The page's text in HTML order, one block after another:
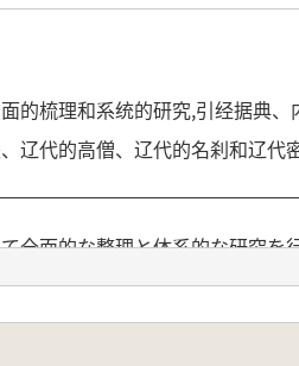
的梳理和系统的研究,引经据典、
代的高僧、辽代的名刹和辽代
面的な整理と体系的な研究を
本書は主に遼代仏教概述、遼代